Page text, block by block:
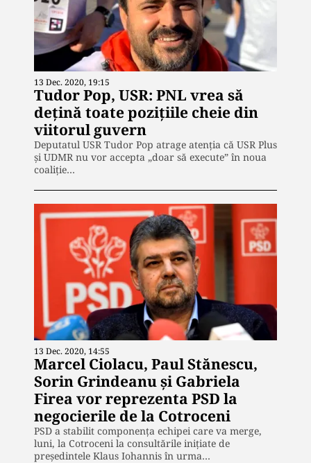
13 Dec. 2020, 19:15
Tudor Pop, USR: PNL vrea să
dețină toate pozițiile cheie din
viitorul guvern
Deputatul USR Tudor Pop atrage atenţia că USR Plus
și UDMR nu vor accepta „doar să execute” în noua
coaliție…
13 Dec. 2020, 14:55
Marcel Ciolacu, Paul Stănescu,
Sorin Grindeanu și Gabriela
Firea vor reprezenta PSD la
negocierile de la Cotroceni
PSD a stabilit componența echipei care va merge,
luni, la Cotroceni la consultările inițiate de
președintele Klaus Iohannis în urma…